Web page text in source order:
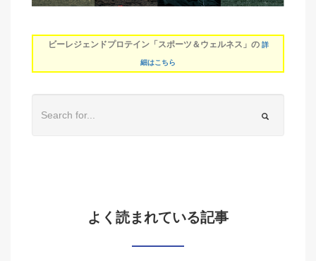
ビーレジェンドプロテイン「スポーツ＆ウェルネス」の 詳
細はこちら
よく読まれている記事